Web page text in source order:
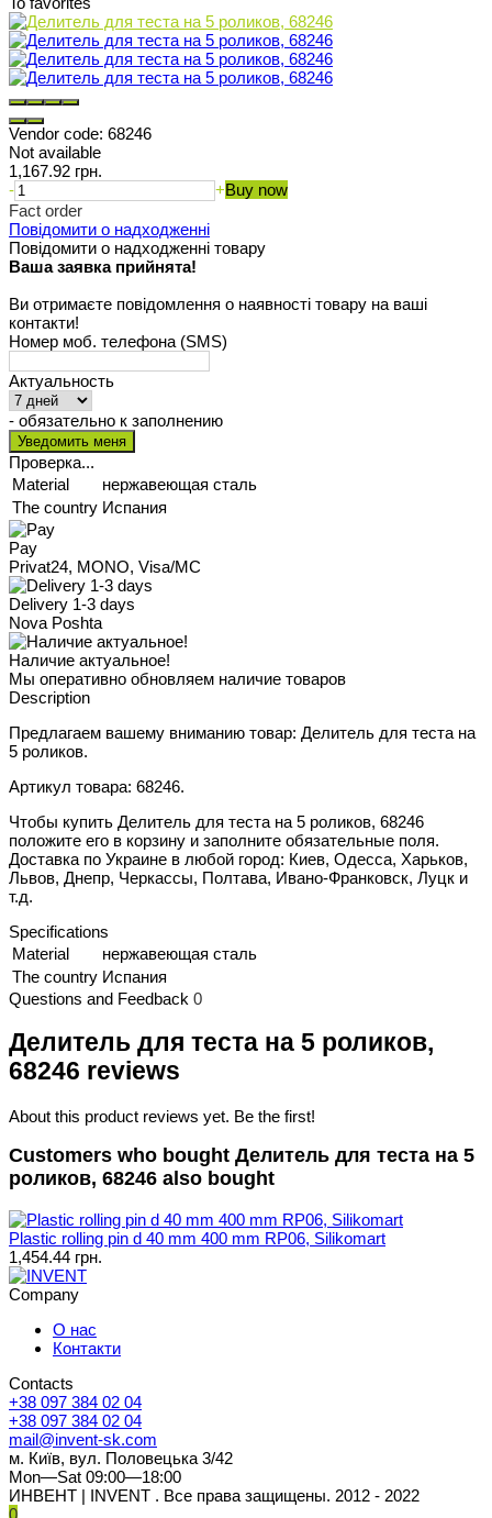
Vendor code: 68246
Not available
1,167.92 грн.
-
+Buy now
Fact order
Повідомити о надходженні
Повідомити о надходженні товару
Ваша заявка прийнята!
Ви отримаєте повідомлення о наявності товару на ваші
контакти!
Номер моб. телефона (SMS)
Актуальность
- обязательно к заполнению
Проверка...
Material
нержавеющая сталь
The country Испания
Pay
Privat24, MONO, Visa/MC
Delivery 1-3 days
Nova Poshta
Наличие актуальное!
Мы оперативно обновляем наличие товаров
Description
Предлагаем вашему вниманию товар: Делитель для теста на
5 роликов.
Артикул товара: 68246.
Чтобы купить Делитель для теста на 5 роликов, 68246
положите его в корзину и заполните обязательные поля.
Доставка по Украине в любой город: Киев, Одесса, Харьков,
Львов, Днепр, Черкассы, Полтава, Ивано-Франковск, Луцк и
т.д.
Specifications
Material
нержавеющая сталь
The country Испания
Questions and Feedback 0
Делитель для теста на 5 роликов,
68246 reviews
About this product reviews yet. Be the first!
Customers who bought Делитель для теста на 5
роликов, 68246 also bought
Plastic rolling pin d 40 mm 400 mm RP06, Silikomart
1,454.44 грн.
Company
О нас
Контакти
Contacts
+38 097 384 02 04
+38 097 384 02 04
mail@invent-sk.com
м. Київ, вул. Половецька 3/42
Mon—Sat 09:00—18:00
ИНВЕНТ | INVENT . Все права защищены. 2012 - 2022
0